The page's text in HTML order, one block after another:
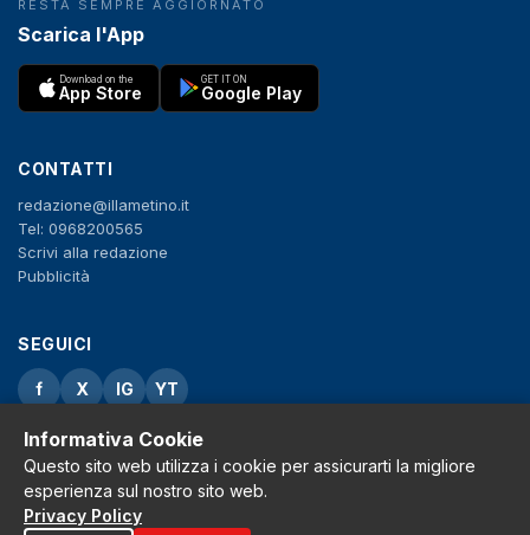
RESTA SEMPRE AGGIORNATO
Scarica l'App
Download on the
App Store
GET IT ON
Google Play
CONTATTI
redazione@illametino.it
Tel: 0968200565
Scrivi alla redazione
Pubblicità
SEGUICI
f X IG YT
Privacy Policy
Cookie Policy
Note legali
La Redazione
Informativa Cookie
Questo sito web utilizza i cookie per assicurarti la migliore
esperienza sul nostro sito web.
Privacy Policy